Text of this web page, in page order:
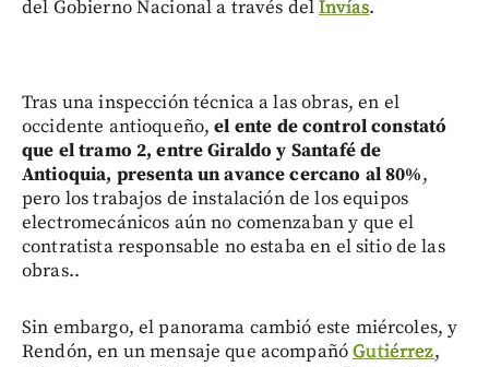
del Gobierno Nacional a través delInvías.
Tras una inspección técnica a las obras, en el
occidente antioqueño,el ente de control constató
que el tramo 2, entre Giraldo y Santafé de
Antioquia, presenta un avance cercano al 80%,
pero los trabajos de instalación de los equipos
electromecánicos aún no comenzaban y que el
contratista responsable no estaba en el sitio de las
obras..
Sin embargo, el panorama cambió este miércoles, y
Rendón, en un mensaje que acompañóGutiérrez,